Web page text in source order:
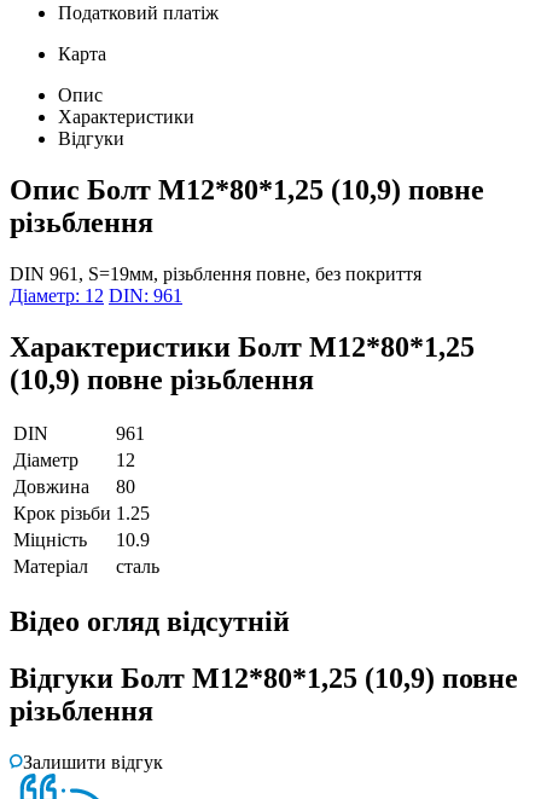
Податковий платіж
Карта
Опис
Характеристики
Відгуки
Опис Болт М12*80*1,25 (10,9) повне
різьблення
DIN 961, S=19мм, різьблення повне, без покриття
Діаметр: 12 DIN: 961
Характеристики Болт М12*80*1,25
(10,9) повне різьблення
DIN
961
Діаметр
12
Довжина
80
Крок різьби 1.25
Міцність
10.9
Матеріал
сталь
Відео огляд відсутній
Відгуки Болт М12*80*1,25 (10,9) повне
різьблення
Залишити відгук